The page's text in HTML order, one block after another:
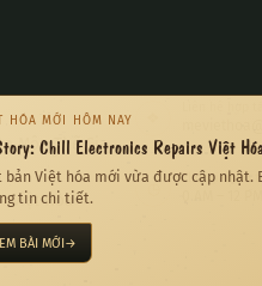
Việt Hóa
Môn Thế Gia
4 Việt Hóa
◷ Thời gian hỗ
HÓA MỚI HÔM NAY
Chill Electronics Repairs Việt Hóa
bản Việt hóa mới vừa được cập nhật.
tin chi tiết.
BÀI MỚI→